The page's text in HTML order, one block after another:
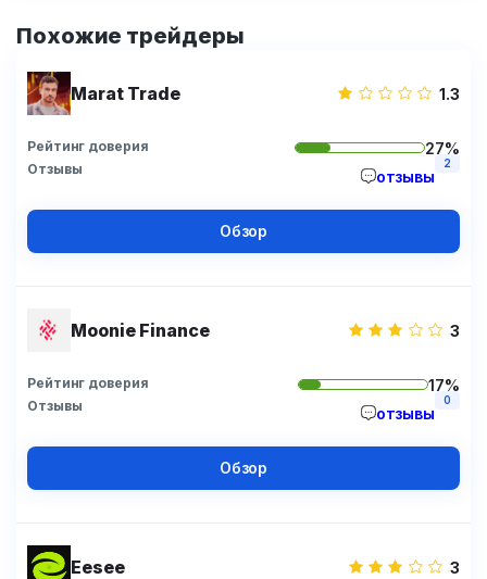
Похожие трейдеры
Marat Trade 1.3
Рейтинг доверия 27%
Отзывы отзывы
2
Обзор
Moonie Finance 3
Рейтинг доверия 17%
Отзывы отзывы
0
Обзор
Eesee 3